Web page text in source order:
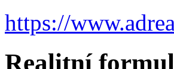
https://
Realitní